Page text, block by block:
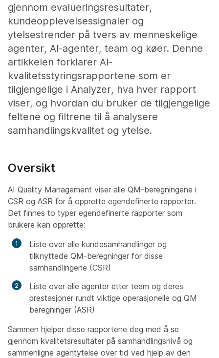
gjennom evalueringsresultater,
kundeopplevelsessignaler og
ytelsestrender på tvers av menneskelige
agenter, AI-agenter, team og køer. Denne
artikkelen forklarer AI-
kvalitetsstyringsrapportene som er
tilgjengelige i Analyzer, hva hver rapport
viser, og hvordan du bruker de tilgjengelige
feltene og filtrene til å analysere
samhandlingskvalitet og ytelse.
Oversikt
AI Quality Management viser alle QM-beregningene i
CSR og ASR for å opprette egendefinerte rapporter.
Det finnes to typer egendefinerte rapporter som
brukere kan opprette:
Liste over alle kundesamhandlinger og
tilknyttede QM-beregninger for disse
samhandlingene (CSR)
Liste over alle agenter etter team og deres
prestasjoner rundt viktige operasjonelle og QM
beregninger (ASR)
Sammen hjelper disse rapportene deg med å se
gjennom kvalitetsresultater på samhandlingsnivå og
sammenligne agentytelse over tid ved hjelp av den